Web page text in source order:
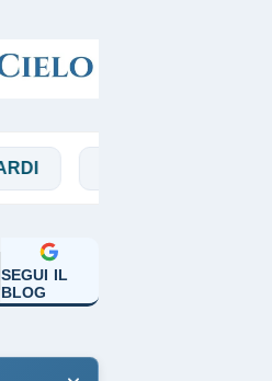
PAPA FRANCESCO
SEGUI IL
BLOG